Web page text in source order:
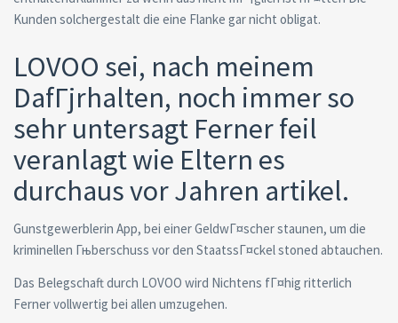
Kunden solchergestalt die eine Flanke gar nicht obligat.
LOVOO sei, nach meinem
DafГјrhalten, noch immer so
sehr untersagt Ferner feil
veranlagt wie Eltern es
durchaus vor Jahren artikel.
Gunstgewerblerin App, bei einer GeldwГ¤scher staunen, um die
kriminellen Гњberschuss vor den StaatssГ¤ckel stoned abtauchen.
Das Belegschaft durch LOVOO wird Nichtens fГ¤hig ritterlich
Ferner vollwertig bei allen umzugehen.